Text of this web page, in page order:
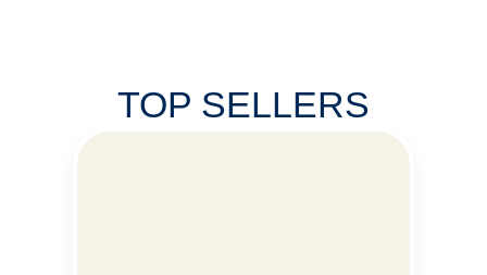
TOP SELLERS